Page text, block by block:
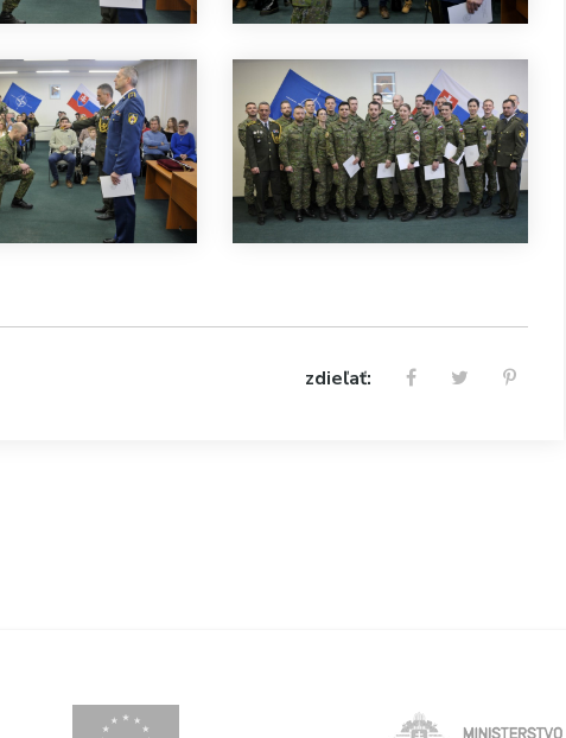
zdieľať: